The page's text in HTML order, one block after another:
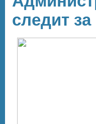
следит